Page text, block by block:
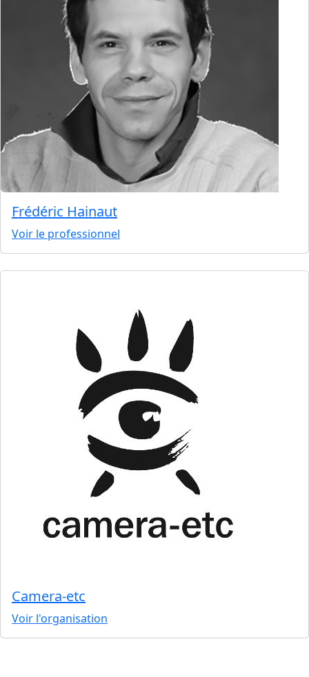
Frédéric Hainaut
Voir le professionnel
Camera-etc
Voir l'organisation